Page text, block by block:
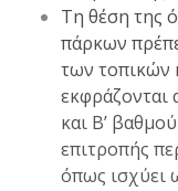
Τη θέση της
πάρκων
των τοπικών
εκφράζονται
και Β’
επιτροπής
όπως ισχύει